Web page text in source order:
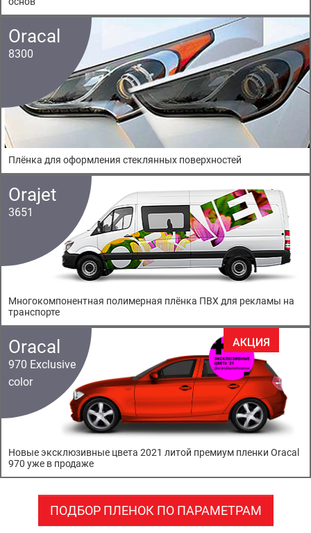
Oracal
8300
Плёнка для оформления стеклянных поверхностей
Orajet
3651
Многокомпонентная полимерная плёнка ПВХ для рекламы на
транспорте
Oracal
970 Exclusive
color
Новые эксклюзивные цвета 2021 литой премиум пленки Oracal
970 уже в продаже
ПОДБОР ПЛЕНОК ПО ПАРАМЕТРАМ